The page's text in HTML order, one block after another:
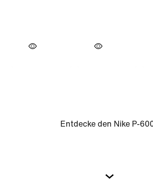
Entdecke den Nike P-